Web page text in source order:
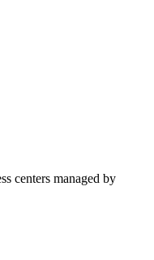
centers managed by